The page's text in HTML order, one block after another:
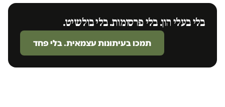
בלי בעלי הון. בלי פרסומות. בלי בולשיט.
תמכו בעיתונות עצמאית. בלי פחד